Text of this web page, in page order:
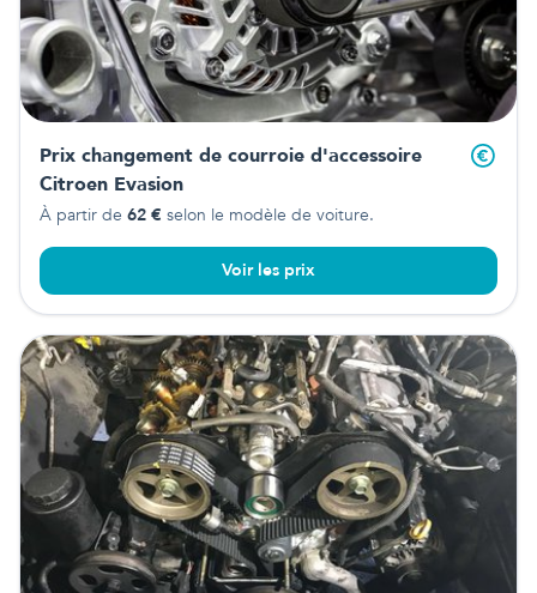
Prix changement de courroie d'accessoire
Citroen Evasion
À partir de 62 € selon le modèle de voiture.
Voir les prix